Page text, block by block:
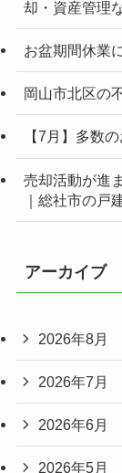
却・資産管理
お盆期間休業
岡山市北区の
【7月】多数
売却活動が進
｜総社市の戸
アーカイブ
2026年8月
2026年7月
2026年6月
2026年5月